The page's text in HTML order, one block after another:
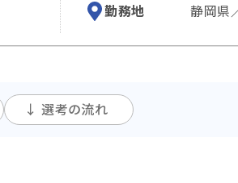
勤務地 静岡県
↓ 選考の流れ